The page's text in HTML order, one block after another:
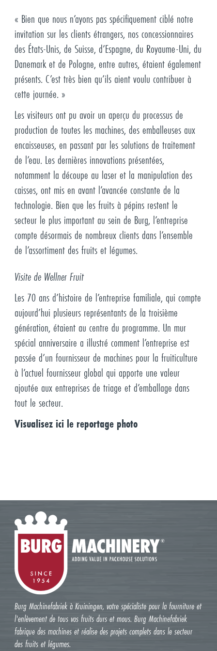
« Bien que nous n’ayons pas spécifiquement ciblé notre
invitation sur les clients étrangers, nos concessionnaires
des États-Unis, de Suisse, d’Espagne, du Royaume-Uni, du
Danemark et de Pologne, entre autres, étaient également
présents. C’est très bien qu’ils aient voulu contribuer à
cette journée. »
Les visiteurs ont pu avoir un aperçu du processus de
production de toutes les machines, des emballeuses aux
encaisseuses, en passant par les solutions de traitement
de l’eau. Les dernières innovations présentées,
notamment la découpe au laser et la manipulation des
caisses, ont mis en avant l’avancée constante de la
technologie. Bien que les fruits à pépins restent le
secteur le plus important au sein de Burg, l’entreprise
compte désormais de nombreux clients dans l’ensemble
de l’assortiment des fruits et légumes.
Visite de Wellner Fruit
Les 70 ans d’histoire de l’entreprise familiale, qui compte
aujourd’hui plusieurs représentants de la troisième
génération, étaient au centre du programme. Un mur
spécial anniversaire a illustré comment l’entreprise est
passée d’un fournisseur de machines pour la fruiticulture
à l’actuel fournisseur global qui apporte une valeur
ajoutée aux entreprises de triage et d’emballage dans
tout le secteur.
Visualisez ici le reportage photo
Burg Machinefabriek à Kruiningen, votre spécialiste pour la fourniture et
l'enlèvement de tous vos fruits durs et mous. Burg Machinefabriek
fabrique des machines et réalise des projets complets dans le secteur
des fruits et légumes.